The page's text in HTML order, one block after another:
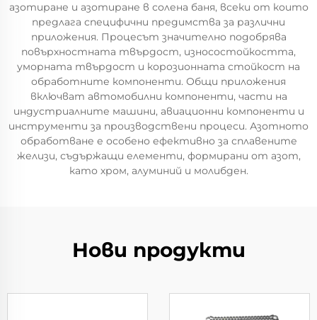
азотиране и азотиране в солена баня, всеки от които
предлага специфични предимства за различни
приложения. Процесът значително подобрява
повърхностната твърдост, износостойкостта,
уморната твърдост и корозионната стойкост на
обработните компоненти. Общи приложения
включват автомобилни компоненти, части на
индустриалните машини, авиационни компоненти и
инструменти за производствени процеси. Азотното
обработване е особено ефективно за сплавените
желизи, съдържащи елементи, формирани от азот,
като хром, алуминий и молибден.
Нови продукти